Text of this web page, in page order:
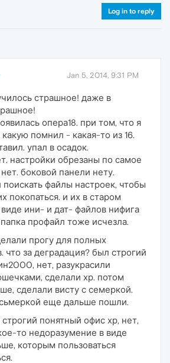
Log in to reply
Jan 5, 2014, 9:31 PM
страшное! даже в
опера18. при том, что я
помнил - какая-то из 16.
упал в осадок.
настройки обрезаны по самое
боковой панели нету.
поискать файлы настроек, чтобы
покопаться. и их в старом
ини- и дат- файлов нифига
профайл тоже исчезла.
прогу для полных
что за деградация? был строгий
нет, разукрасили
сделали хр. потом
сделали висту с семеркой.
еще дальше пошли.
понятный офис хр, нет,
то недоразумение в виде
которым пользоваться